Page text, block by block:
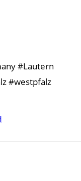
#Lautern
#westpfalz